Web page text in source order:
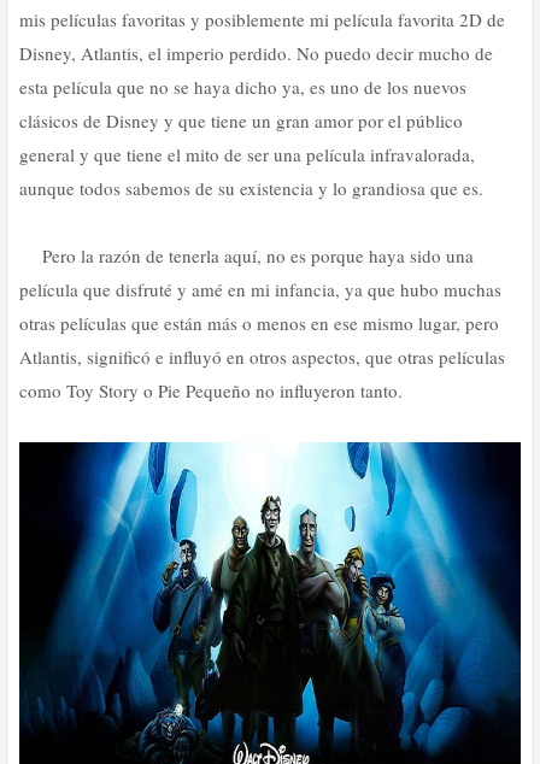
mis películas favoritas y posiblemente mi película favorita 2D de
Disney, Atlantis, el imperio perdido. No puedo decir mucho de
esta película que no se haya dicho ya, es uno de los nuevos
clásicos de Disney y que tiene un gran amor por el público
general y que tiene el mito de ser una película infravalorada,
aunque todos sabemos de su existencia y lo grandiosa que es.
Pero la razón de tenerla aquí, no es porque haya sido una
película que disfruté y amé en mi infancia, ya que hubo muchas
otras películas que están más o menos en ese mismo lugar, pero
Atlantis, significó e influyó en otros aspectos, que otras películas
como Toy Story o Pie Pequeño no influyeron tanto.